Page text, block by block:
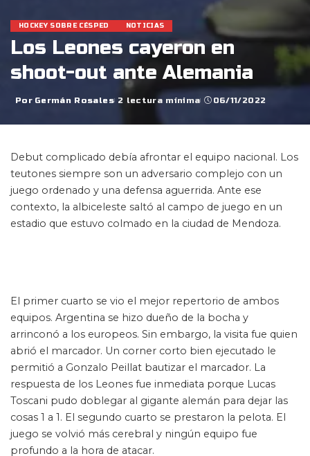
HOCKEY SOBRE CÉSPED NOTICIAS
Los Leones cayeron en
shoot-out ante Alemania
Posted
Por Germán Rosales 2 lectura mínima 06/11/2022
Debut complicado debía afrontar el equipo nacional. Los
teutones siempre son un adversario complejo con un
juego ordenado y una defensa aguerrida. Ante ese
contexto, la albiceleste saltó al campo de juego en un
estadio que estuvo colmado en la ciudad de Mendoza.
El primer cuarto se vio el mejor repertorio de ambos
equipos. Argentina se hizo dueño de la bocha y
arrinconó a los europeos. Sin embargo, la visita fue quien
abrió el marcador. Un corner corto bien ejecutado le
permitió a Gonzalo Peillat bautizar el marcador. La
respuesta de los Leones fue inmediata porque Lucas
Toscani pudo doblegar al gigante alemán para dejar las
cosas 1 a 1. El segundo cuarto se prestaron la pelota. El
juego se volvió más cerebral y ningún equipo fue
profundo a la hora de atacar.